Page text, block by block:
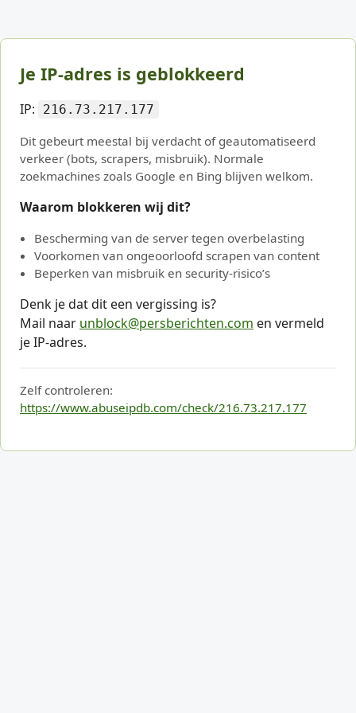
Je IP-adres is geblokkeerd
IP: 216.73.217.177
Dit gebeurt meestal bij verdacht of geautomatiseerd
verkeer (bots, scrapers, misbruik). Normale
zoekmachines zoals Google en Bing blijven welkom.
Waarom blokkeren wij dit?
Bescherming van de server tegen overbelasting
Voorkomen van ongeoorloofd scrapen van content
Beperken van misbruik en security-risico’s
Denk je dat dit een vergissing is?
Mail naar unblock@persberichten.com en vermeld
je IP-adres.
Zelf controleren:
https://www.abuseipdb.com/check/216.73.217.177